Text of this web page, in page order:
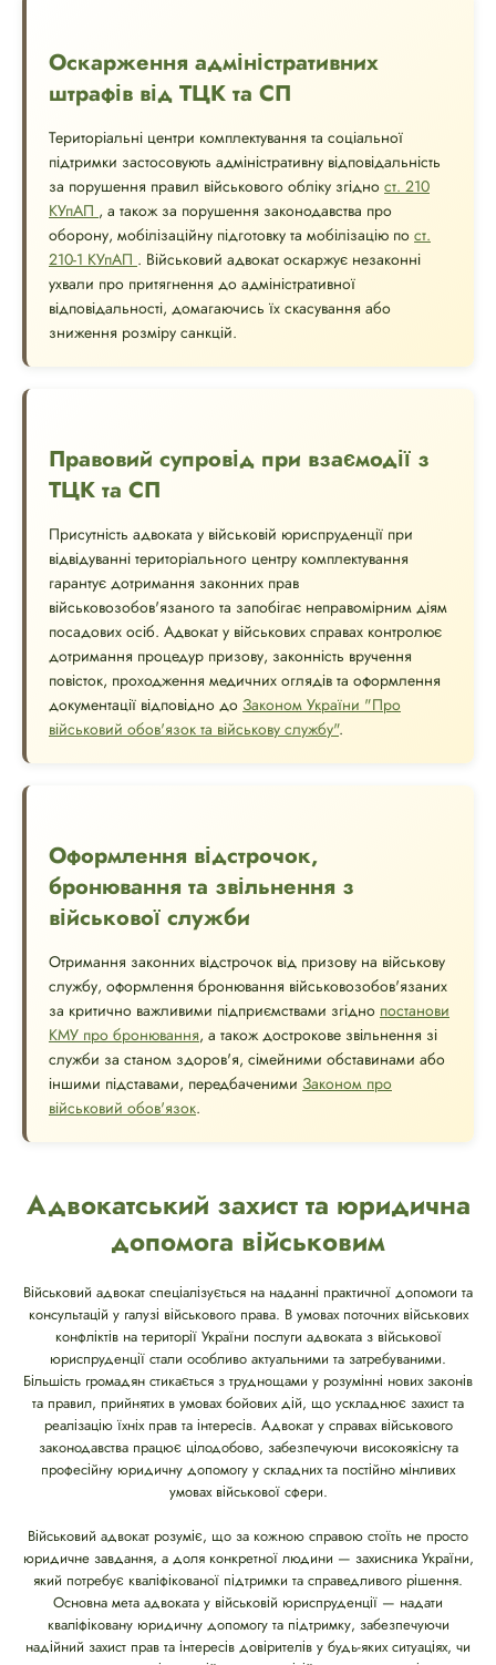
Оскарження адміністративних
штрафів від ТЦК та СП
Територіальні центри комплектування та соціальної
підтримки застосовують адміністративну відповідальність
за порушення правил військового обліку згідно ст. 210
КУпАП , а також за порушення законодавства про
оборону, мобілізаційну підготовку та мобілізацію по ст.
210-1 КУпАП . Військовий адвокат оскаржує незаконні
ухвали про притягнення до адміністративної
відповідальності, домагаючись їх скасування або
зниження розміру санкцій.
Правовий супровід при взаємодії з
ТЦК та СП
Присутність адвоката у військовій юриспруденції при
відвідуванні територіального центру комплектування
гарантує дотримання законних прав
військовозобов'язаного та запобігає неправомірним діям
посадових осіб. Адвокат у військових справах контролює
дотримання процедур призову, законність вручення
повісток, проходження медичних оглядів та оформлення
документації відповідно до Законом України "Про
військовий обов'язок та військову службу".
Оформлення відстрочок,
бронювання та звільнення з
військової служби
Отримання законних відстрочок від призову на військову
службу, оформлення бронювання військовозобов'язаних
за критично важливими підприємствами згідно постанови
КМУ про бронювання, а також дострокове звільнення зі
служби за станом здоров'я, сімейними обставинами або
іншими підставами, передбаченими Законом про
військовий обов'язок.
Адвокатський захист та юридична
допомога військовим
Військовий адвокат спеціалізується на наданні практичної допомоги та
консультацій у галузі військового права. В умовах поточних військових
конфліктів на території України послуги адвоката з військової
юриспруденції стали особливо актуальними та затребуваними.
Більшість громадян стикається з труднощами у розумінні нових законів
та правил, прийнятих в умовах бойових дій, що ускладнює захист та
реалізацію їхніх прав та інтересів. Адвокат у справах військового
законодавства працює цілодобово, забезпечуючи високоякісну та
професійну юридичну допомогу у складних та постійно мінливих
умовах військової сфери.
Військовий адвокат розуміє, що за кожною справою стоїть не просто
юридичне завдання, а доля конкретної людини — захисника України,
який потребує кваліфікованої підтримки та справедливого рішення.
Основна мета адвоката у військовій юриспруденції — надати
кваліфіковану юридичну допомогу та підтримку, забезпечуючи
надійний захист прав та інтересів довірителів у будь-яких ситуаціях, чи